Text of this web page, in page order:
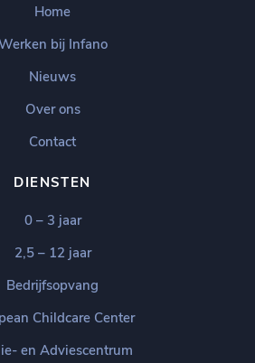
Home
bij Infano
Nieuws
Over ons
Contact
DIENSTEN
0 – 3 jaar
2,5 – 12 jaar
Bedrijfsopvang
Childcare Center
en Adviescentrum